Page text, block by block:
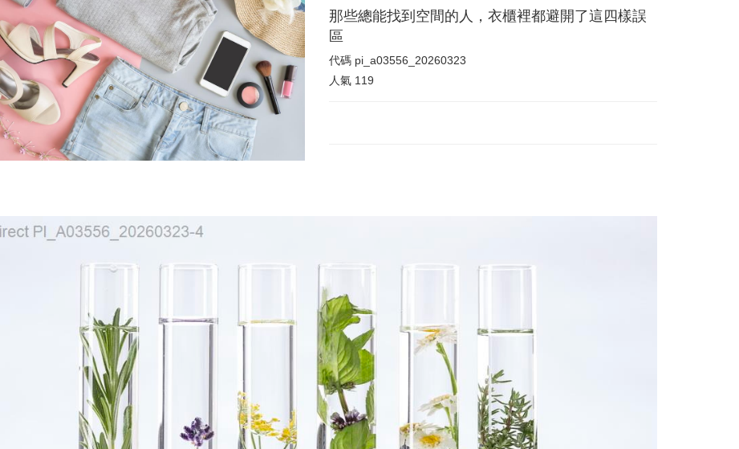
那些總能找到空間的人，衣櫃裡都避開了這四樣誤
區
代碼 pi_a03556_20260323
人氣 119